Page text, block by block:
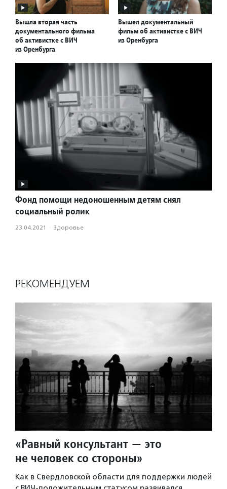
Вышла вторая часть
документального фильма
об активистке с ВИЧ
из Оренбурга
Вышел документальный
фильм об активистке с ВИЧ
из Оренбурга
Фонд помощи недоношенным детям снял
социальный ролик
23.04.2021 · Здоровье
РЕКОМЕНДУЕМ
«Равный консультант — это
не человек со стороны»
Как в Свердловской области для поддержки людей